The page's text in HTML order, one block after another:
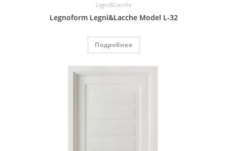
Legni&Lacche
Legnoform Legni&Lacche Model L-32
Подробнее